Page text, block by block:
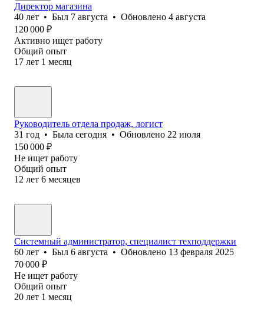
Директор магазина
40 лет • Был 7 августа • Обновлено 4 августа
120 000 ₽
Активно ищет работу
Общий опыт
17 лет 1 месяц
Руководитель отдела продаж, логист
31 год • Была сегодня • Обновлено 22 июля
150 000 ₽
Не ищет работу
Общий опыт
12 лет 6 месяцев
Системный администратор, специалист техподдержки
60 лет • Был 6 августа • Обновлено 13 февраля 2025
70 000 ₽
Не ищет работу
Общий опыт
20 лет 1 месяц